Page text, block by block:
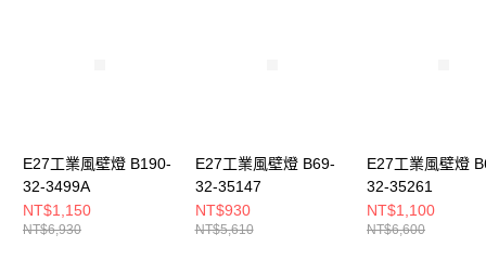
３．未成年的使用者請事先徵得法定代理人或監護人之同意方可使用
「AFTEE先享後付」，若未經同意申辦者引起之損失，本公司不負相關責
任。
４．使用「AFTEE先享後付」時，將依據個別帳號之用戶狀況，依本公司即
時審查核予不同之上限額度；若仍有額度不足之情形，本公司將視審查結果
E27工業風壁燈 B190-
32-3499A
NT$1,150
NT$6,930
E27工業風壁燈 B69-
32-35147
NT$930
NT$5,610
E27工業風壁燈
32-35261
NT$1,100
NT$6,600